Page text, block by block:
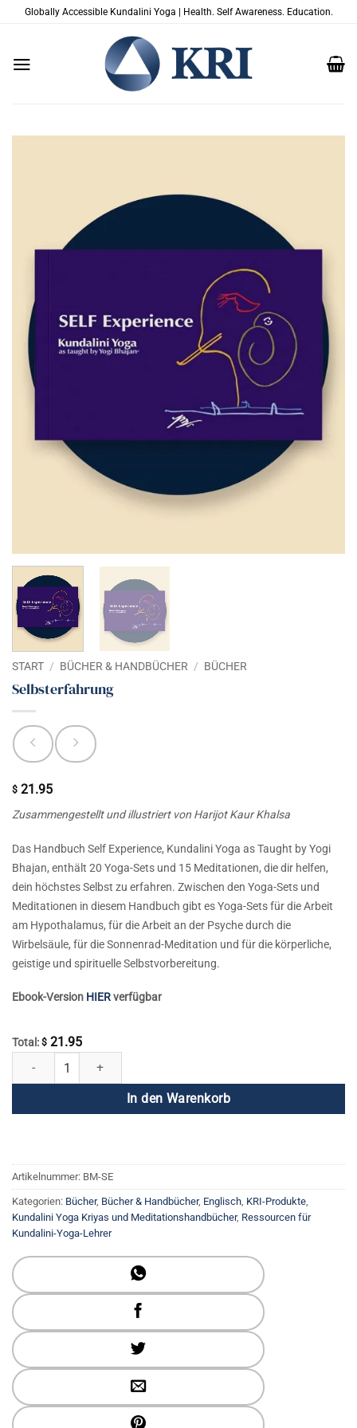
ZumGlobally Accessible Kundalini Yoga | Health. Self Awareness. Education.
START / BÜCHER & HANDBÜCHER / BÜCHER
Selbsterfahrung
$ 21.95
Zusammengestellt und illustriert von Harijot Kaur Khalsa
Das Handbuch Self Experience, Kundalini Yoga as Taught by Yogi
Bhajan, enthält 20 Yoga-Sets und 15 Meditationen, die dir helfen,
dein höchstes Selbst zu erfahren. Zwischen den Yoga-Sets und
Meditationen in diesem Handbuch gibt es Yoga-Sets für die Arbeit
am Hypothalamus, für die Arbeit an der Psyche durch die
Wirbelsäule, für die Sonnenrad-Meditation und für die körperliche,
geistige und spirituelle Selbstvorbereitung.
Ebook-Version HIERverfügbar
Total: $ 21.95
Selbsterfahrung Menge
In den Warenkorb
Artikelnummer: BM-SE
Kategorien: Bücher, Bücher & Handbücher, Englisch, KRI-Produkte,
Kundalini Yoga Kriyas und Meditationshandbücher, Ressourcen für
Kundalini-Yoga-Lehrer